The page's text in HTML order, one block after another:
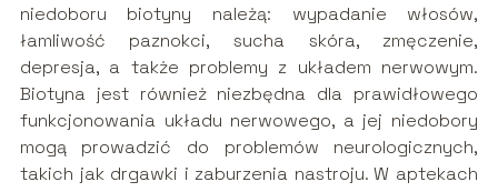
niedoboru biotyny należą: wypadanie włosów,
łamliwość paznokci, sucha skóra, zmęczenie,
depresja, a także problemy z układem nerwowym.
Biotyna jest również niezbędna dla prawidłowego
funkcjonowania układu nerwowego, a jej niedobory
mogą prowadzić do problemów neurologicznych,
takich jak drgawki i zaburzenia nastroju. W aptekach